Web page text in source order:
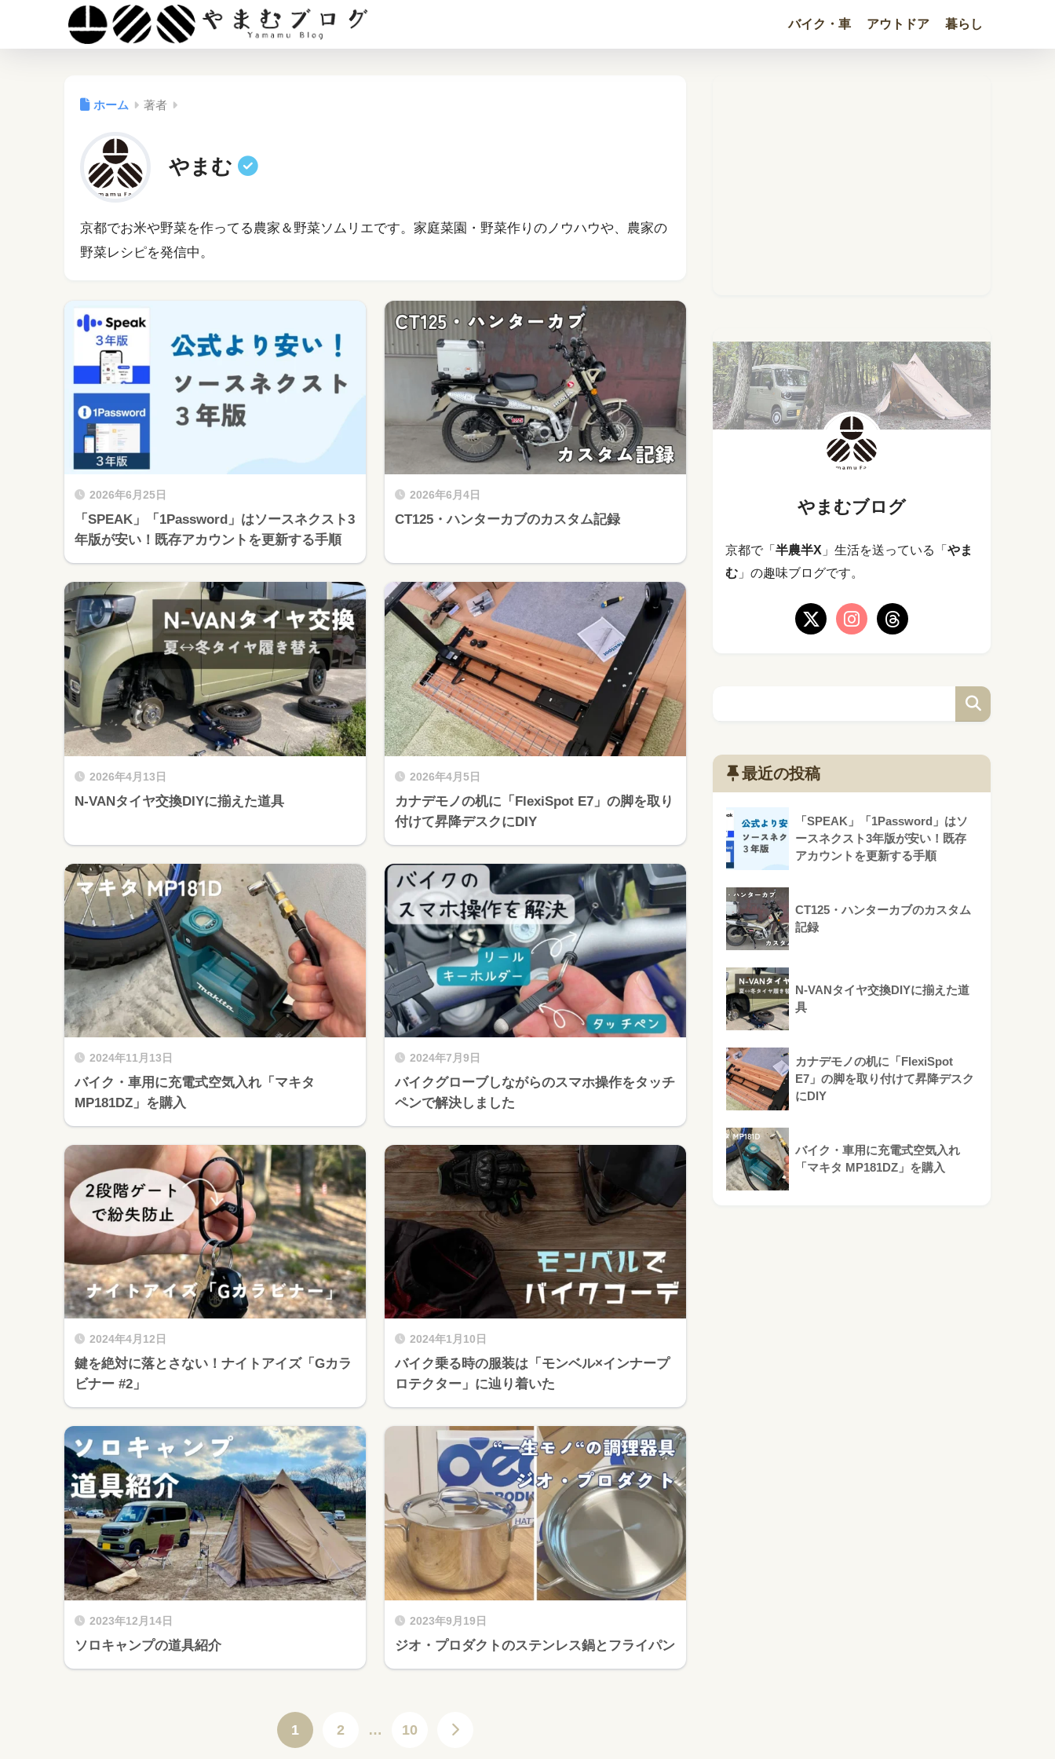
バイク・車 アウトドア 暮らし
ホーム 著者
やまむ
京都でお米や野菜を作ってる農家＆野菜ソムリエです。家庭菜園・野菜作りのノウハウや、農家の
野菜レシピを発信中。
2026年6月25日
「SPEAK」「1Password」はソースネクスト3
年版が安い！既存アカウントを更新する手順
2026年6月4日
CT125・ハンターカブのカスタム記録
2026年4月13日
N-VANタイヤ交換DIYに揃えた道具
2026年4月5日
カナデモノの机に「FlexiSpot E7」の脚を取り
付けて昇降デスクにDIY
2024年11月13日
バイク・車用に充電式空気入れ「マキタ
MP181DZ」を購入
2024年7月9日
バイクグローブしながらのスマホ操作をタッチ
ペンで解決しました
2024年4月12日
鍵を絶対に落とさない！ナイトアイズ「Gカラ
ビナー #2」
2024年1月10日
バイク乗る時の服装は「モンベル×インナープ
ロテクター」に辿り着いた
2023年12月14日
ソロキャンプの道具紹介
2023年9月19日
ジオ・プロダクトのステンレス鍋とフライパン
1 2 … 10
やまむブログ
京都で「 半農半X 」生活を送っている「 やま
む 」の趣味ブログです。
最近の投稿
「SPEAK」「1Password」はソ
ースネクスト3年版が安い！既存
アカウントを更新する手順
CT125・ハンターカブのカスタム
記録
N-VANタイヤ交換DIYに揃えた道
具
カナデモノの机に「FlexiSpot
E7」の脚を取り付けて昇降デスク
にDIY
バイク・車用に充電式空気入れ
「マキタ MP181DZ」を購入